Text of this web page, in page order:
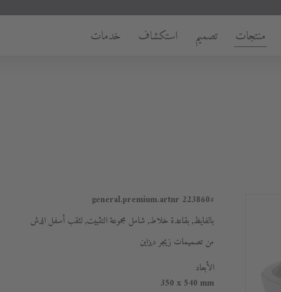
منتجات تصميم استكشاف خدمات
#general.premium.artnr
223860
بالفايظ, بقاعدة خلاط, شامل مجموعة التثبيت, لثقب أسفل الدش
من تصميمات زيجر ديزاين
الأبعاد
350 x 540 mm